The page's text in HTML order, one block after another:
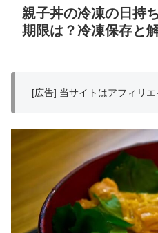
親子丼の冷凍の日持
期限は？冷凍保存と
[広告] 当サイトはアフィリエ